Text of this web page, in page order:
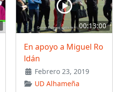
00:13:00
En apoyo a Miguel Ro
ldán
Febrero 23, 2019
UD Alhameña